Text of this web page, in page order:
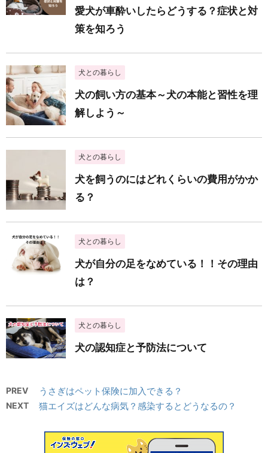
愛犬が車酔いしたらどうする？症状と対
策を知ろう
犬との暮らし
犬の飼い方の基本～犬の本能と習性を理
解しよう～
犬との暮らし
犬を飼うのにはどれくらいの費用がかか
る？
犬との暮らし
犬が自分の足をなめている！！その理由
は？
犬との暮らし
犬の認知症と予防法について
PREV うさぎはペット保険に加入できる？
NEXT 猫エイズはどんな病気？感染するとどうなるの？